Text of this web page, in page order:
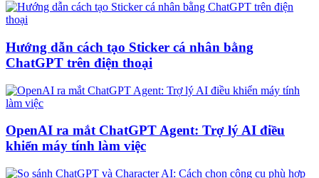
Hướng dẫn cách tạo Sticker cá nhân bằng
ChatGPT trên điện thoại
OpenAI ra mắt ChatGPT Agent: Trợ lý AI điều
khiển máy tính làm việc